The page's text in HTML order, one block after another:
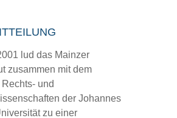
lud das Mainzer
zusammen mit dem
und
der Johannes
zu einer